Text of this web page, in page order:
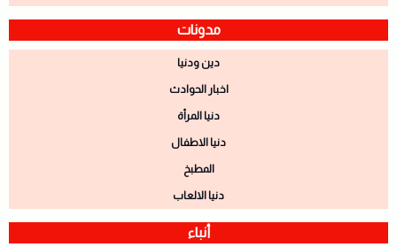
مدونات
دين ودنيا
اخبار الحوادث
دنيا المرأة
دنيا الاطفال
المطبخ
دنيا الالعاب
أنباء